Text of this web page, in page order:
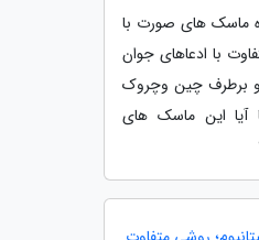
ماسک های صورت با
با ادعاهای جوان
برطرف چین وچروک
آیا این ماسک های